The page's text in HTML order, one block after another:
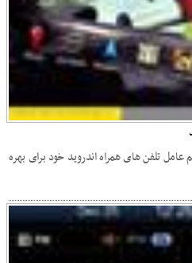
تلفن های همراه اندروید خود برای بهره